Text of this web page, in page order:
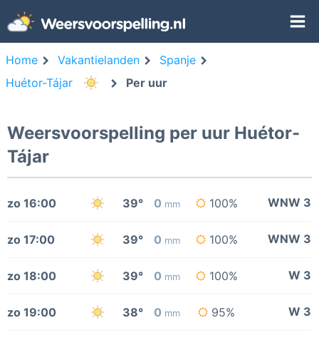
Home Vakantielanden
Spanje
Huétor-Tájar
Per uur
Weersvoorspelling per uur Huétor-
Tájar
zo 16:00 39° 0 mm 100% WNW 3
zo 17:00 39° 0 mm 100% WNW 3
zo 18:00 39° 0 mm 100% W 3
zo 19:00 38° 0 mm 95% W 3